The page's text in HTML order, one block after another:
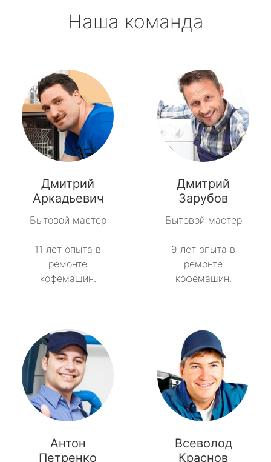
Наша команда
Дмитрий
Аркадьевич
Бытовой мастер
11 лет опыта в
ремонте
кофемашин.
Дмитрий
Зарубов
Бытовой мастер
9 лет опыта в
ремонте
кофемашин.
Антон
Петренко
Всеволод
Краснов